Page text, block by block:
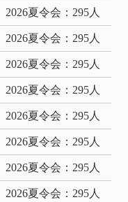
2026夏令会：295人
2026夏令会：295人
2026夏令会：295人
2026夏令会：295人
2026夏令会：295人
2026夏令会：295人
2026夏令会：295人
2026夏令会：295人